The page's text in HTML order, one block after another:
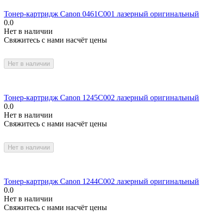
Тонер-картридж Canon 0461C001 лазерный оригинальный
0.0
Нет в наличии
Свяжитесь с нами насчёт цены
Нет в наличии
Тонер-картридж Canon 1245C002 лазерный оригинальный
0.0
Нет в наличии
Свяжитесь с нами насчёт цены
Нет в наличии
Тонер-картридж Canon 1244C002 лазерный оригинальный
0.0
Нет в наличии
Свяжитесь с нами насчёт цены